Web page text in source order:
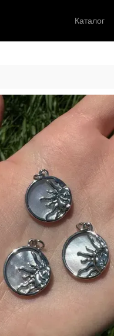
Каталог